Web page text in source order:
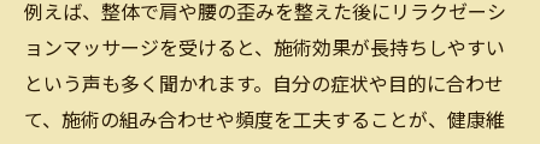
例えば、整体で肩や腰の歪みを整えた後にリラクゼーシ
ョンマッサージを受けると、施術効果が長持ちしやすい
という声も多く聞かれます。自分の症状や目的に合わせ
て、施術の組み合わせや頻度を工夫することが、健康維